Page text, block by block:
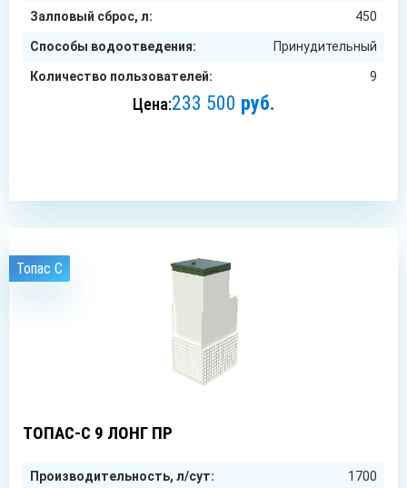
Залповый сброс, л: 450
Способы водоотведения: Принудительный
Количество пользователей: 9
Цена:233 500 руб.
Топас C
ТОПАС-С 9 ЛОНГ ПР
Производительность, л/сут: 1700